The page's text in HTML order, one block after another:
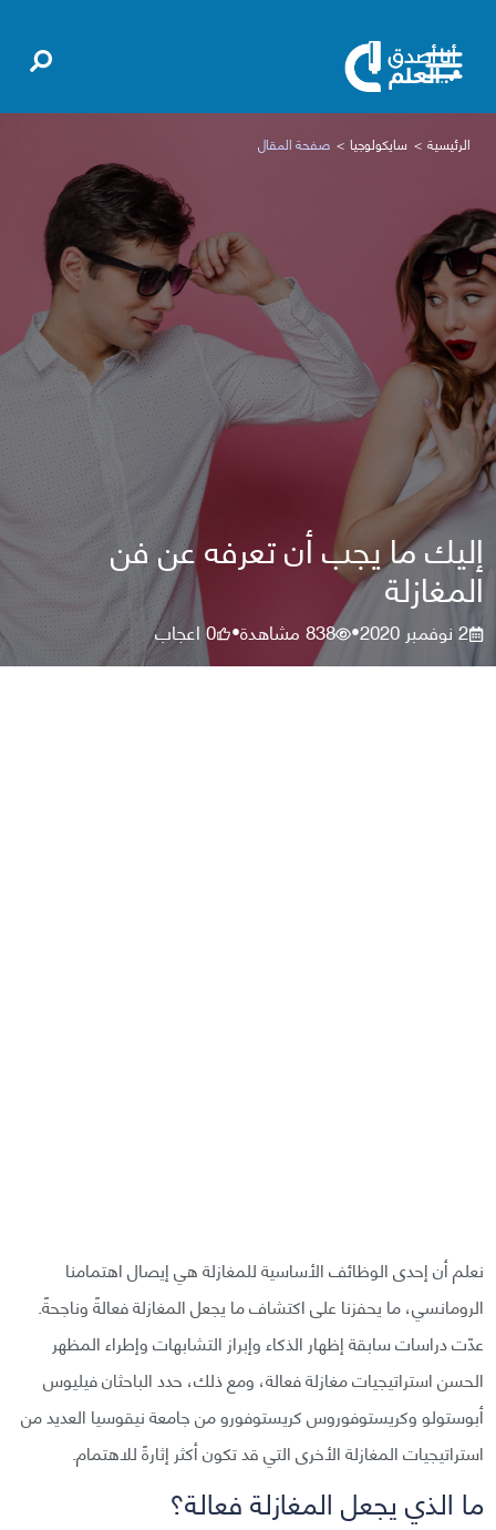
الرئيسية سايكولوجيا صفحة المقال
إليك ما يجب أن تعرفه عن فن
المغازلة
2 نوفمبر 2020 •
838مشاهدة•
0اعجاب
نعلم أن إحدى الوظائف الأساسية للمغازلة هي إيصال اهتمامنا
الرومانسي، ما يحفزنا على اكتشاف ما يجعل المغازلة فعالةً وناجحةً.
عدّت دراسات سابقة إظهار الذكاء وإبراز التشابهات وإطراء المظهر
الحسن استراتيجيات مغازلة فعالة، ومع ذلك، حدد الباحثان فيليوس
أبوستولو وكريستوفوروس كريستوفورو من جامعة نيقوسيا العديد من
استراتيجيات المغازلة الأخرى التي قد تكون أكثر إثارةً للاهتمام.
ما الذي يجعل المغازلة فعالة؟